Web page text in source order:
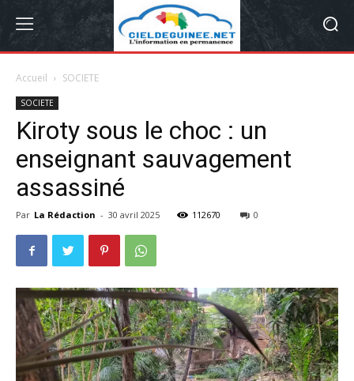
Accueil SOCIETE
SOCIETE
Kiroty sous le choc : un
enseignant sauvagement
assassiné
Par La Rédaction - 30 avril 2025 112670 0